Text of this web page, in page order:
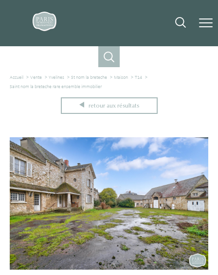
Accueil Vente Yvelines St nom la breteche Maison T14
Saint nom la breteche rare ensemble immobilier
retour aux résultats